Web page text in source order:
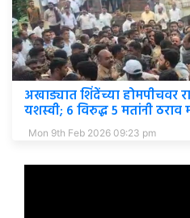
अखाड्यात शिंदेंच्या होमपीचवर
यशस्वी; ६ विरुद्ध ५ मतांनी ठराव
Mon 9th Feb 2026 09:23 pm